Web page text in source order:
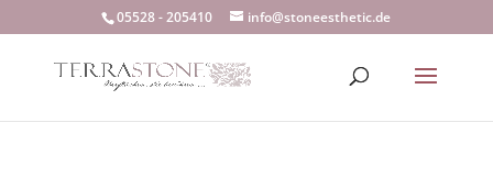
05528 - 205410 info@stoneesthetic.de